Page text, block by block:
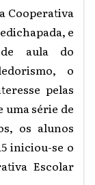
Cooperativa
e
aula do
o
pelas
uma série de
os alunos
iniciou-se o
Escolar